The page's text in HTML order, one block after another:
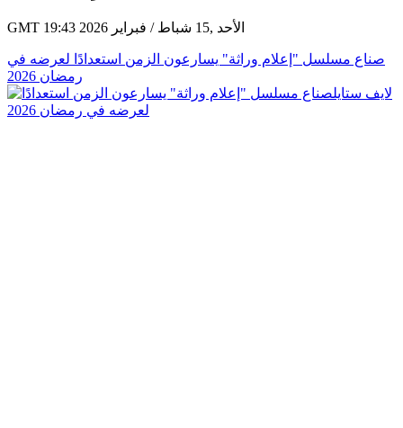
GMT 19:43 2026 الأحد ,15 شباط / فبراير
صناع مسلسل "إعلام وراثة" يسارعون الزمن استعدادًا لعرضه في
رمضان 2026